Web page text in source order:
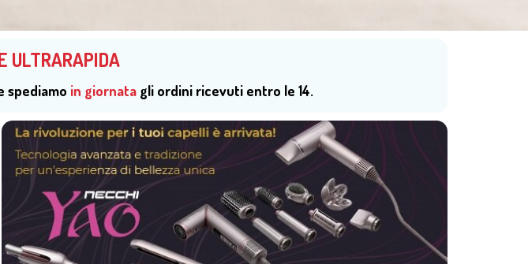
ULTRARAPIDA
spediamo in giornatagli ordini ricevuti entro le 14.